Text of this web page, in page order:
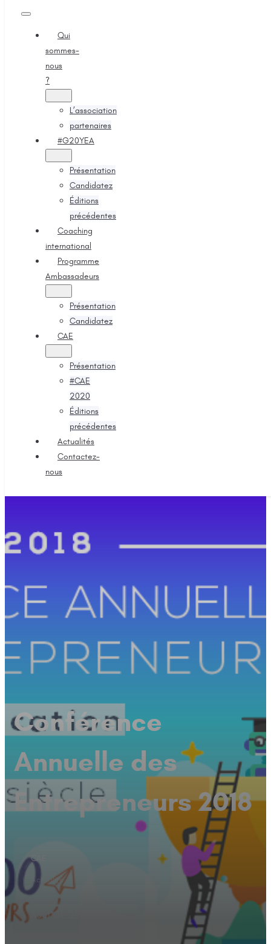
Qui
sommes-
nous
?
L’association
partenaires
#G20YEA
Présentation
Candidatez
Éditions
précédentes
Coaching
international
Programme
Ambassadeurs
Présentation
Candidatez
CAE
Présentation
#CAE
2020
Éditions
précédentes
Actualités
Contactez-
nous
Conférence
Annuelle des
Entrepreneurs 2018
CAE
Actualité
Août 01, 2019